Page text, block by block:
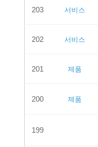
203 서비스
202 서비스
201 제품
200 제품
199